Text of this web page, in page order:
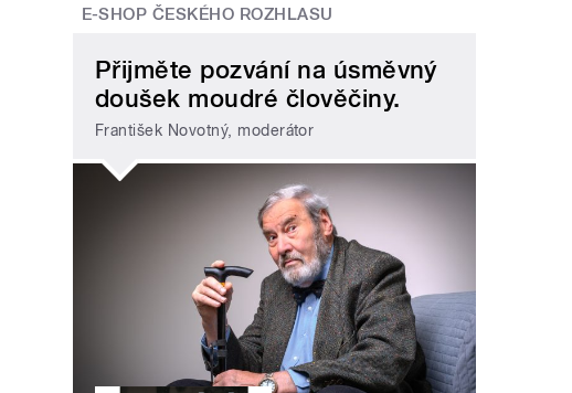
E-SHOP ČESKÉHO ROZHLASU
Přijměte pozvání na úsměvný
doušek moudré člověčiny.
František Novotný, moderátor